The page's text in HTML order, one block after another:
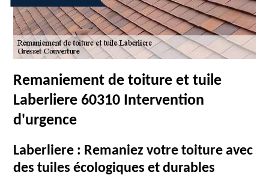
Remaniement de toiture et tuile
Laberliere 60310 Intervention
d'urgence
Laberliere : Remaniez votre toiture avec
des tuiles écologiques et durables